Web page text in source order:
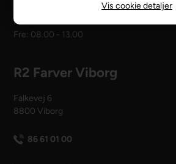
Vis cookie detaljer
Man - tors: 08.00 - 16.00
Fre: 08.00 - 13.00
R2 Farver Viborg
Falkevej 6
8800 Viborg
86 61 01 00